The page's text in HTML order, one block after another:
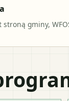
gminy,